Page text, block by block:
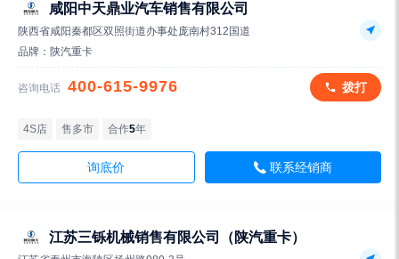
咸阳中天鼎业汽车销售有限公司
陕西省咸阳秦都区双照街道办事处庞南村312国道
品牌： 陕汽重卡
咨询电话 400-615-9976 拨打
4S店 售多市 合作5年
询底价 联系经销商
江苏三铄机械销售有限公司（陕汽重卡）